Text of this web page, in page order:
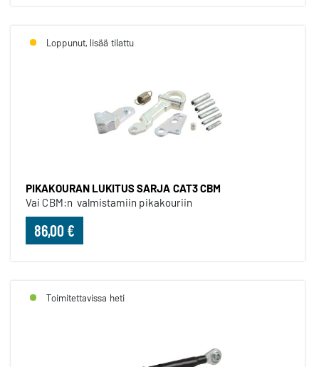
Loppunut, lisää tilattu
PIKAKOURAN LUKITUS SARJA CAT3 CBM
Vai CBM:n valmistamiin pikakouriin
86,00 €
Toimitettavissa heti